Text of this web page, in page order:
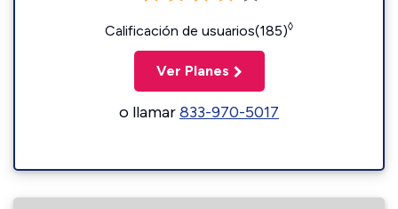
Calificación de usuarios(185)◊
Ver Planes
o llamar833-970-5017